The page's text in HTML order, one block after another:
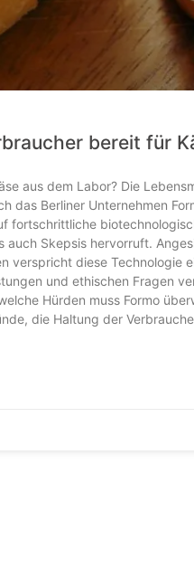
bereit für
aus dem Labor? Die
das Berliner Unternehmen
fortschrittliche
Skepsis hervorruft.
diese Technologie
und ethischen Fragen
Hürden muss Formo
die Haltung der